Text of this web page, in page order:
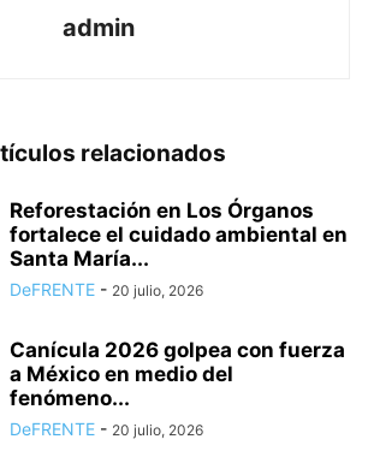
admin
relacionados
Reforestación en Los Órganos
fortalece el cuidado ambiental en
Santa María...
DeFRENTE - 20 julio, 2026
Canícula 2026 golpea con fuerza
a México en medio del
fenómeno...
DeFRENTE - 20 julio, 2026